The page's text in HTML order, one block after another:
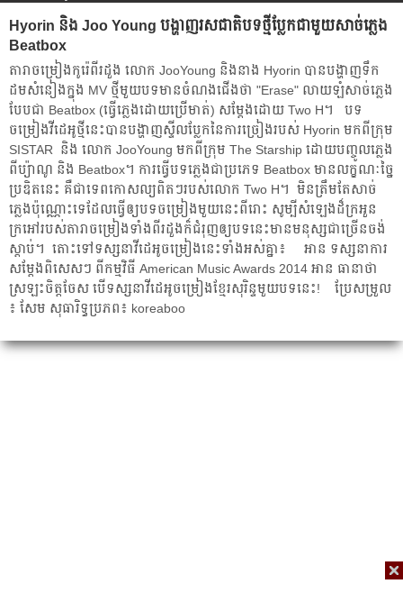
Hyorin និង​ Joo​ Young បង្ហាញ​រសជាតិ​បទ​ថ្មី​​ប្លែក​ជា​មួយ​សាច់ភ្លេង​
Beatbox
តារា​ចម្រៀង​កូរ៉េ​ពីរ​ដួង ​​លោក​ JooYoung ​និង​នាង​ Hyorin ​បាន​បង្ហាញ​ទឹក​
ដម​សំនៀង​​ក្នុង​ MV ថ្មីមួយ​បទ​មាន​ចំណង​ជើង​ថា "Erase" លាយឡំ​សាច់​ភ្លេង​
បែប​​ជា​ Beatbox (ធ្វើ​ភ្លេង​ដោយ​ប្រើ​មាត់) សម្ដែង​ដោយ​ Two H។ បទ​
ចម្រៀង​វីដេអូ​ថ្មី​នេះ​​បាន​បង្ហាញ​ស្ទីល​ប្លែក​នៃ​ការ​ច្រៀង​របស់ Hyorin មក​ពី​ក្រុម​
SISTAR ​ និង​ លោក​ JooYoung ​មក​ពី​ក្រុម​ The Starship ដោយ​បញ្ចូល​ភ្លេង​​
ពី​ប្យ៉ាណូ​​ និង​ Beatbox។ ការ​ធ្វើ​បទ​ភ្លេង​​ជា​ប្រភេទ​ Beatbox មាន​លក្ខណៈ​​ច្នៃ
ប្រឌិត​នេះ​ គឺ​​ជា​ទេពកោសល្យ​ពិតៗ​របស់​លោក​ Two H។ ​មិន​ត្រឹម​តែ​សាច់​
ភ្លេង​ប៉ុណ្ណោះ​ទេ​​​ដែល​ធ្វើ​ឲ្យ​បទ​ចម្រៀង​មួយ​នេះ​ពីរោះ​ សូម្បី​សំឡេង​ដ៏​ក្រអួន​
ក្រអៅ​របស់​តារា​ចម្រៀង​ទាំង​ពីរដួង​​ក៏​ជំរុញ​ឲ្យ​បទ​នេះ​​មាន​​មនុស្ស​ជា​ច្រើន​​ចង់​
ស្ដាប់។ ​តោះ​ទៅ​ទស្សនា​វីដេអូ​ចម្រៀង​នេះ​ទាំង​អស់​គ្នា៖ អាន ទស្សនា​ការ​
សម្ដែង​ពិសេស​ៗ ពី​កម្មវិធី American Music Awards 2014 អាន ធានា​ថា​
ស្រឡះចិត្ត​ចែស បើ​ទស្សនា​​វីដេអូ​ចម្រៀង​ខ្មែរ​សុរិន្ទ​មួយ​បទ​នេះ! ​ប្រែ​សម្រួល​
៖​ សែម សុធារិទ្ធ ​ប្រភព៖ koreaboo